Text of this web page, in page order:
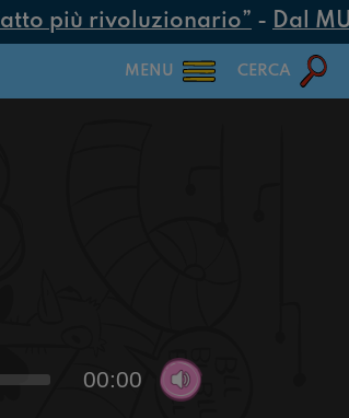
più rivoluzionario”- Dal
MENU CERCA
00:00